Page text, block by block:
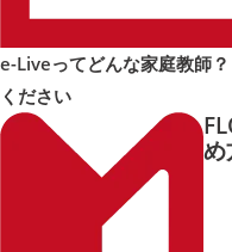
e-Liveってどんな家庭教師
ください
め